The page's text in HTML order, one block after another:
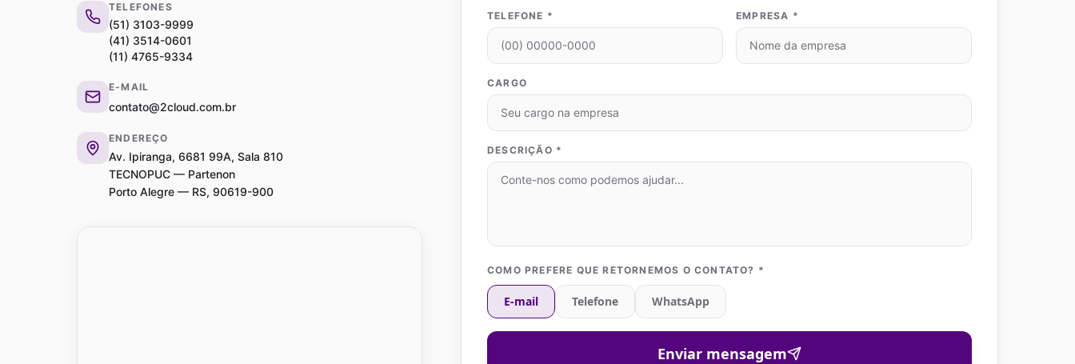
TELEFONES
(51) 3103-9999
(41) 3514-0601
(11) 4765-9334
E-MAIL
contato@2cloud.com.br
ENDEREÇO
Av. Ipiranga, 6681 99A, Sala 810
TECNOPUC — Partenon
Porto Alegre — RS, 90619-900
TELEFONE * EMPRESA *
CARGO
DESCRIÇÃO *
COMO PREFERE QUE RETORNEMOS O CONTATO? *
E-mail Telefone WhatsApp
Enviar mensagem